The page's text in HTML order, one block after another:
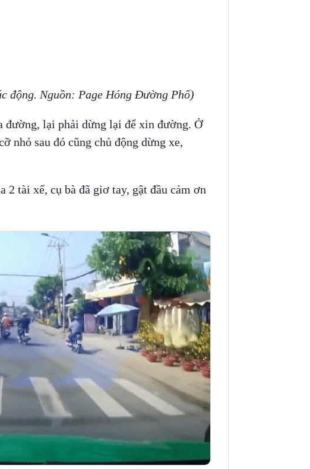
động. Nguồn: Page Hóng Đường Phố)
đường, lại phải dừng lại để xin đường. Ở
nhỏ sau đó cũng chủ động dừng xe,
2 tài xế, cụ bà đã giơ tay, gật đầu cảm ơn